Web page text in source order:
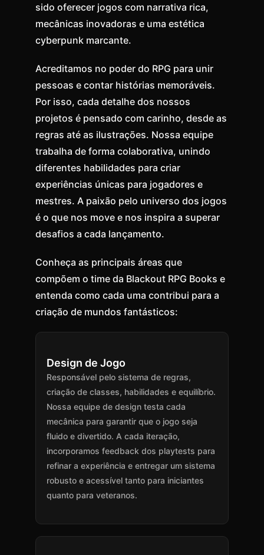
sido oferecer jogos com narrativa rica,
mecânicas inovadoras e uma estética
cyberpunk marcante.
Acreditamos no poder do RPG para unir
pessoas e contar histórias memoráveis.
Por isso, cada detalhe dos nossos
projetos é pensado com carinho, desde as
regras até as ilustrações. Nossa equipe
trabalha de forma colaborativa, unindo
diferentes habilidades para criar
experiências únicas para jogadores e
mestres. A paixão pelo universo dos jogos
é o que nos move e nos inspira a superar
desafios a cada lançamento.
Conheça as principais áreas que
compõem o time da Blackout RPG Books e
entenda como cada uma contribui para a
criação de mundos fantásticos:
Design de Jogo
Responsável pelo sistema de regras,
criação de classes, habilidades e equilíbrio.
Nossa equipe de design testa cada
mecânica para garantir que o jogo seja
fluido e divertido. A cada iteração,
incorporamos feedback dos playtests para
refinar a experiência e entregar um sistema
robusto e acessível tanto para iniciantes
quanto para veteranos.